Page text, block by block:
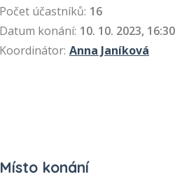
Počet účastníků: 16
Datum konání: 10. 10. 2023, 16:30
Koordinátor: Anna Janíková
Místo konání